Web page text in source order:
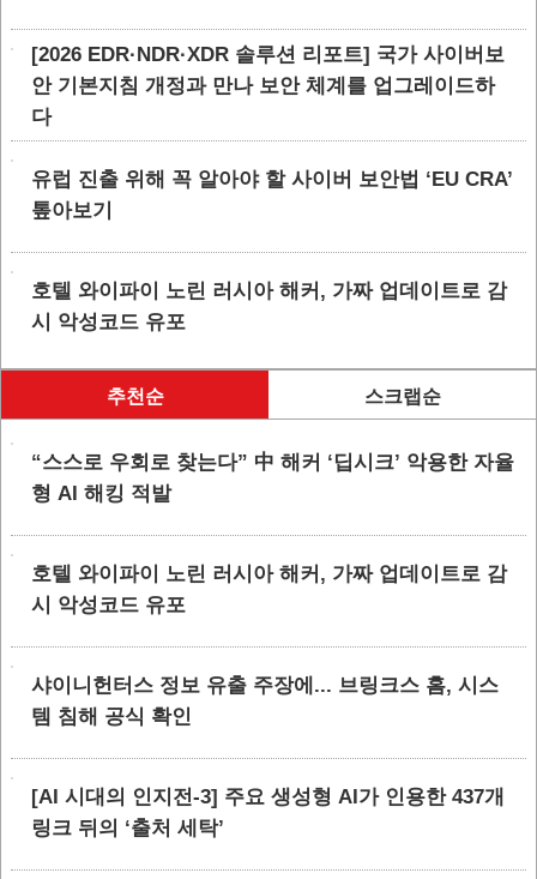
[2026 EDR·NDR·XDR 솔루션 리포트] 국가 사이버보
안 기본지침 개정과 만나 보안 체계를 업그레이드하
다
유럽 진출 위해 꼭 알아야 할 사이버 보안법 ‘EU CRA’
톺아보기
호텔 와이파이 노린 러시아 해커, 가짜 업데이트로 감
시 악성코드 유포
추천순 스크랩순
“스스로 우회로 찾는다” 中 해커 ‘딥시크’ 악용한 자율
형 AI 해킹 적발
호텔 와이파이 노린 러시아 해커, 가짜 업데이트로 감
시 악성코드 유포
샤이니헌터스 정보 유출 주장에... 브링크스 홈, 시스
템 침해 공식 확인
[AI 시대의 인지전-3] 주요 생성형 AI가 인용한 437개
링크 뒤의 ‘출처 세탁’